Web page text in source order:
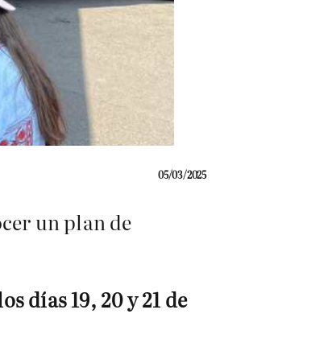
05/03/2025
un plan de
días 19, 20 y 21 de